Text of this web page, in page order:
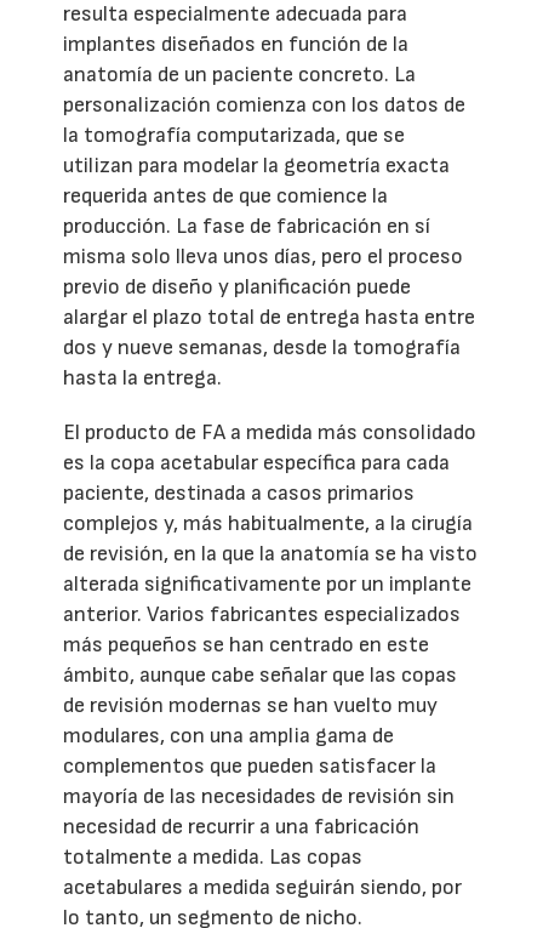
resulta especialmente adecuada para
implantes diseñados en función de la
anatomía de un paciente concreto. La
personalización comienza con los datos de
la tomografía computarizada, que se
utilizan para modelar la geometría exacta
requerida antes de que comience la
producción. La fase de fabricación en sí
misma solo lleva unos días, pero el proceso
previo de diseño y planificación puede
alargar el plazo total de entrega hasta entre
dos y nueve semanas, desde la tomografía
hasta la entrega.
El producto de FA a medida más consolidado
es la copa acetabular específica para cada
paciente, destinada a casos primarios
complejos y, más habitualmente, a la cirugía
de revisión, en la que la anatomía se ha visto
alterada significativamente por un implante
anterior. Varios fabricantes especializados
más pequeños se han centrado en este
ámbito, aunque cabe señalar que las copas
de revisión modernas se han vuelto muy
modulares, con una amplia gama de
complementos que pueden satisfacer la
mayoría de las necesidades de revisión sin
necesidad de recurrir a una fabricación
totalmente a medida. Las copas
acetabulares a medida seguirán siendo, por
lo tanto, un segmento de nicho.